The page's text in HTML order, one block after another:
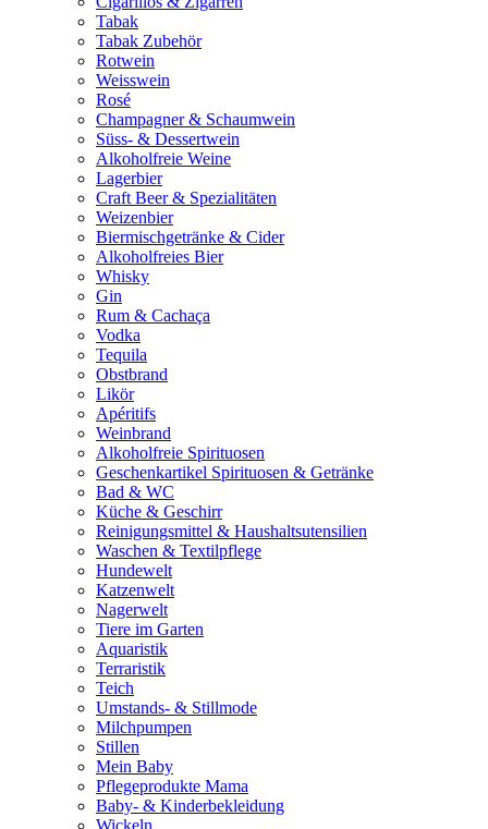
Tabak
Tabak Zubehör
Rotwein
Weisswein
Rosé
Champagner & Schaumwein
Süss- & Dessertwein
Alkoholfreie Weine
Lagerbier
Craft Beer & Spezialitäten
Weizenbier
Biermischgetränke & Cider
Alkoholfreies Bier
Whisky
Gin
Rum & Cachaça
Vodka
Tequila
Obstbrand
Likör
Apéritifs
Weinbrand
Alkoholfreie Spirituosen
Geschenkartikel Spirituosen & Getränke
Bad & WC
Küche & Geschirr
Reinigungsmittel & Haushaltsutensilien
Waschen & Textilpflege
Hundewelt
Katzenwelt
Nagerwelt
Tiere im Garten
Aquaristik
Terraristik
Teich
Umstands- & Stillmode
Milchpumpen
Stillen
Mein Baby
Pflegeprodukte Mama
Baby- & Kinderbekleidung
Wickeln